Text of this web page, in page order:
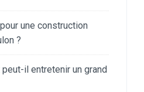
une construction
?
il entretenir un grand